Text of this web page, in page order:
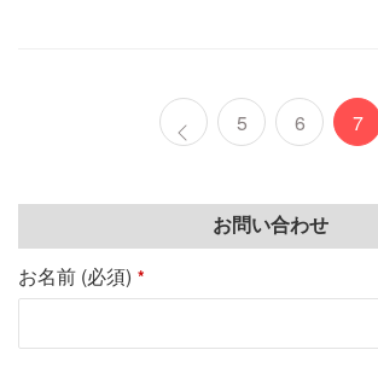
5 6 7
お問い合わせ
お名前 (必須) *